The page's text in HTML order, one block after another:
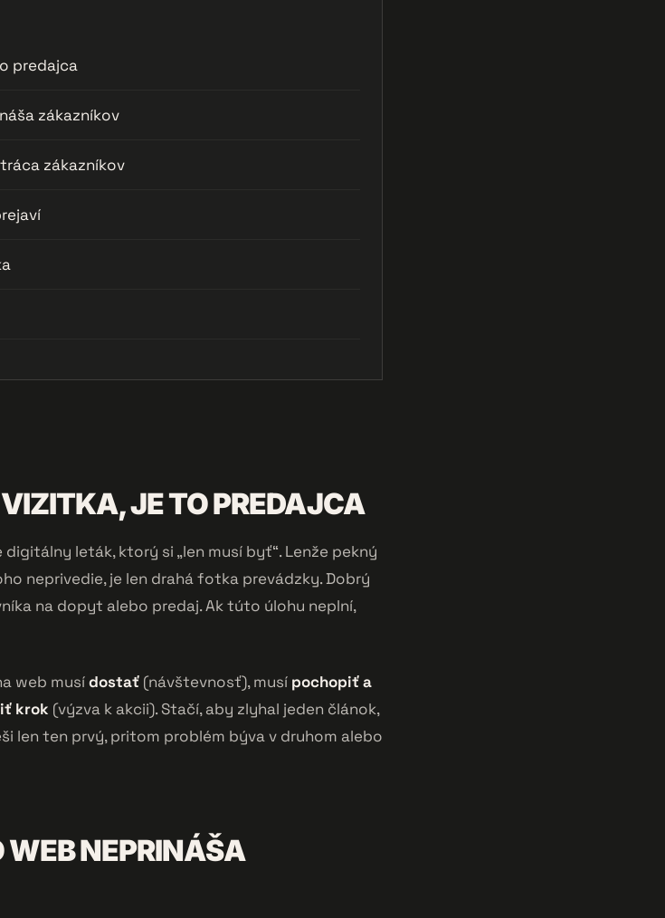
predajca
zákazníkov
zákazníkov
JE TO PREDAJCA
leták, ktorý si „len musí byť“. Lenže pekný
neprivedie, je len drahá fotka prevádzky. Dobrý
na dopyt alebo predaj. Ak túto úlohu neplní,
web musídostať (návštevnosť), musí pochopiť a
krok (výzva k akcii). Stačí, aby zlyhal jeden článok,
len ten prvý, pritom problém býva v druhom alebo
WEB NEPRINÁŠA